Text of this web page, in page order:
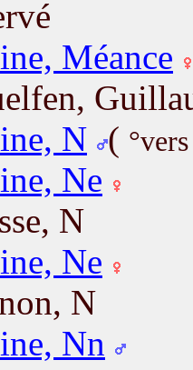
Méance
N (
Ne
N
Ne
N
Nn